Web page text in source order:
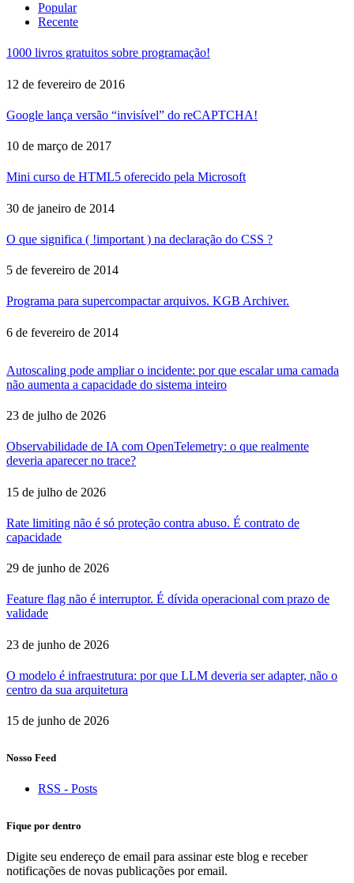
Popular
Recente
1000 livros gratuitos sobre programação!
12 de fevereiro de 2016
Google lança versão “invisível” do reCAPTCHA!
10 de março de 2017
Mini curso de HTML5 oferecido pela Microsoft
30 de janeiro de 2014
O que significa ( !important ) na declaração do CSS ?
5 de fevereiro de 2014
Programa para supercompactar arquivos. KGB Archiver.
6 de fevereiro de 2014
Autoscaling pode ampliar o incidente: por que escalar uma camada
não aumenta a capacidade do sistema inteiro
23 de julho de 2026
Observabilidade de IA com OpenTelemetry: o que realmente
deveria aparecer no trace?
15 de julho de 2026
Rate limiting não é só proteção contra abuso. É contrato de
capacidade
29 de junho de 2026
Feature flag não é interruptor. É dívida operacional com prazo de
validade
23 de junho de 2026
O modelo é infraestrutura: por que LLM deveria ser adapter, não o
centro da sua arquitetura
15 de junho de 2026
Nosso Feed
RSS - Posts
Fique por dentro
Digite seu endereço de email para assinar este blog e receber
notificações de novas publicações por email.